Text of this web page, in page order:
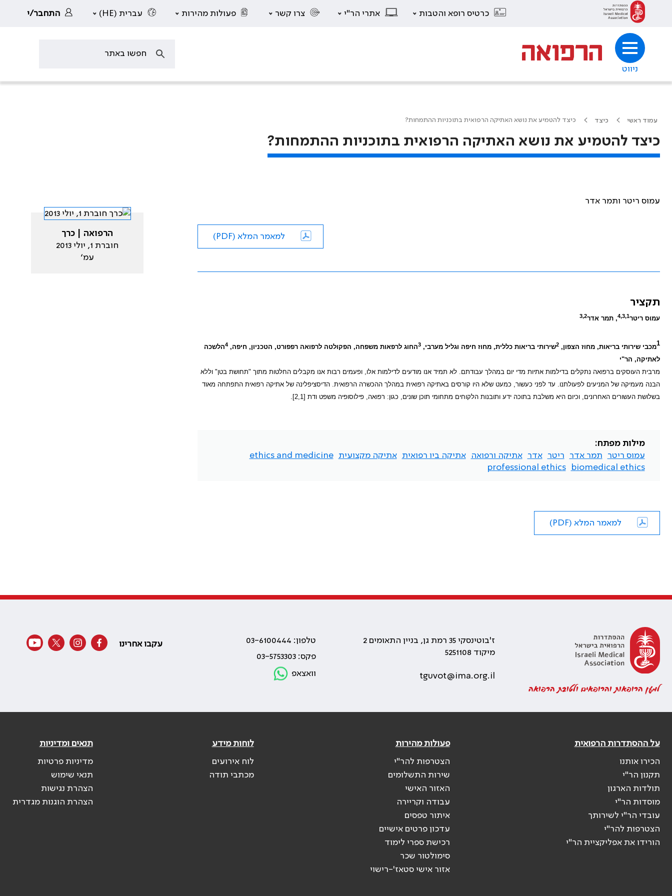
כרטיס רופא והטבות אתרי הר"י צרו קשר פעולות מהירות עברית (HE) התחבר/י
ניווט
עמוד ראשי כיצד כיצד להטמיע את נושא האתיקה הרפואית בתוכניות ההתמחות?
כיצד להטמיע את נושא האתיקה הרפואית בתוכניות ההתמחות?
עמוס ריטר ותמר אדר
למאמר המלא (PDF)
תקציר
עמוס ריטר4,3,1, תמר אדר3,2
1מכבי שירותי בריאות, מחוז הצפון,2שירותי בריאות כללית, מחוז חיפה וגליל מערבי,3החוג לרפאות משפחה, הפקולטה לרפואה רפפורט, הטכניון, חיפה,4הלשכה
לאתיקה, הר"י
מרבית העוסקים ברפואה נתקלים בדילמות אתיות מדי יום במהלך עבודתם. לא תמיד אנו מודעים לדילמות אלו, ופעמים רבות אנו מקבלים החלטות מתוך "תחושת בטן" וללא
הבנה מעמיקה של המניעים לפעולתנו. עד לפני כעשור, כמעט שלא היו קורסים באתיקה רפואית במהלך ההכשרה הרפואית. הדיסציפלינה של אתיקה רפואית התפתחה מאוד
בשלושת העשורים האחרונים, וכיום היא משלבת בתוכה ידע ותובנות הלקוחים מתחומי תוכן שונים, כגון: רפואה, פילוסופיה משפט ודת [2,1].
מילות מפתח:
עמוס ריטר
תמר אדר ריטר אדר אתיקה ורפואה אתיקה ביו רפואית אתיקה מקצועית
ethics and medicine
biomedical ethics
professional ethics
למאמר המלא (PDF)
הרפואה | כרך
חוברת 1, יולי 2013
עמ׳
למען הרופאות והרופאים ולטובת הרפואה
ז'בוטינסקי 35 רמת גן, בניין התאומים 2
מיקוד 5251108
tguvot@ima.org.il
טלפון: 03-6100444
פקס: 03-5753303
וואצאפ
עקבו אחרינו
על ההסתדרות הרפואית
הכירו אותנו
תקנון הר"י
תולדות הארגון
מוסדות הר"י
עובדי הר"י לשירותך
הצטרפות להר"י
הורידו את אפליקציית הר"י
פעולות מהירות
הצטרפות להר"י
שירות התשלומים
האזור האישי
עבודה וקריירה
איתור טפסים
עדכון פרטים אישיים
רכישת ספרי לימוד
סימולטור שכר
אזור אישי סטאז'-רישוי
לוחות מידע
לוח אירועים
מכתבי תודה
תנאים ומדיניות
מדיניות פרטיות
תנאי שימוש
הצהרת נגישות
הצהרת הוגנות מגדרית